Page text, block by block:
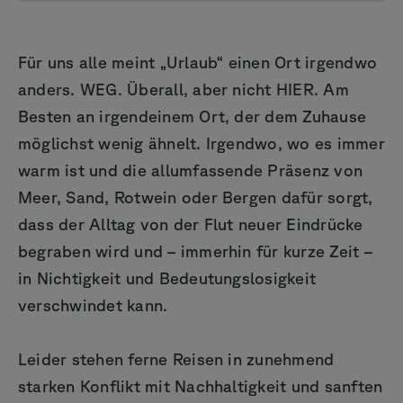
Für uns alle meint „Urlaub“ einen Ort irgendwo
anders. WEG. Überall, aber nicht HIER. Am
Besten an irgendeinem Ort, der dem Zuhause
möglichst wenig ähnelt. Irgendwo, wo es immer
warm ist und die allumfassende Präsenz von
Meer, Sand, Rotwein oder Bergen dafür sorgt,
dass der Alltag von der Flut neuer Eindrücke
begraben wird und – immerhin für kurze Zeit –
in Nichtigkeit und Bedeutungslosigkeit
verschwindet kann.
Leider stehen ferne Reisen in zunehmend
starken Konflikt mit Nachhaltigkeit und sanften